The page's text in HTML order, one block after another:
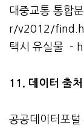
대중교통 통합
r/v2012/
택시 유실물 -
11. 데이터 출처
공공데이터포털